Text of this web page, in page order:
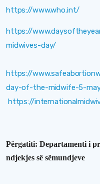
https://www.who.int/
https://
midwives-day/
https://
day-of-the-midwife-5-
https://
Përgatiti: Departamenti i
ndjekjes së sëmundjeve